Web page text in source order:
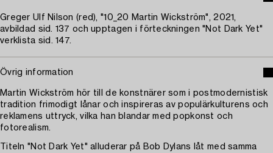
Greger Ulf Nilson (red), "10_20 Martin Wickström", 2021,
avbildad sid. 137 och upptagen i förteckningen "Not Dark Yet"
verklista sid. 147.
Övrig information
Martin Wickström hör till de konstnärer som i postmodernistisk
tradition frimodigt lånar och inspireras av populärkulturens och
reklamens uttryck, vilka han blandar med popkonst och
fotorealism.
Titeln "Not Dark Yet" alluderar på Bob Dylans låt med samma